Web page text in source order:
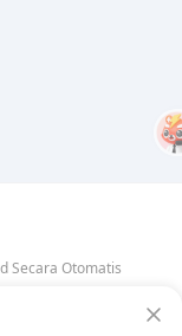
Secara Otomatis